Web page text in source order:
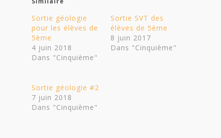
Sortie géologie
pour les élèves de
5ème
4 juin 2018
Dans "Cinquième"
Sortie SVT des
élèves de 5ème
8 juin 2017
Dans "Cinquième"
Sortie géologie #2
7 juin 2018
Dans "Cinquième"